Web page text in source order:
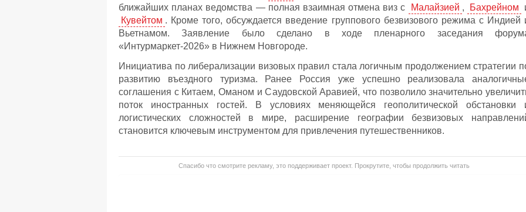
ближайших планах ведомства — полная взаимная отмена виз с
Малайзией , Бахрейном
Кувейтом . Кроме того, обсуждается введение группового безвизового режима с Индией
Вьетнамом. Заявление было сделано в ходе пленарного заседания
«Интурмаркет-2026» в Нижнем Новгороде.
Инициатива по либерализации визовых правил стала логичным продолжением стратегии
развитию въездного туризма. Ранее Россия уже успешно реализовала
соглашения с Китаем, Оманом и Саудовской Аравией, что позволило значительно
поток иностранных гостей. В условиях меняющейся геополитической обстановки
логистических сложностей в мире, расширение географии безвизовых
становится ключевым инструментом для привлечения путешественников.
Спасибо что смотрите рекламу, это поддерживает проект. Прокрутите, чтобы продолжить читать